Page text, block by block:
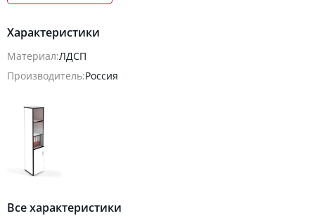
Характеристики
Материал:ЛДСП
Производитель:Россия
Все характеристики